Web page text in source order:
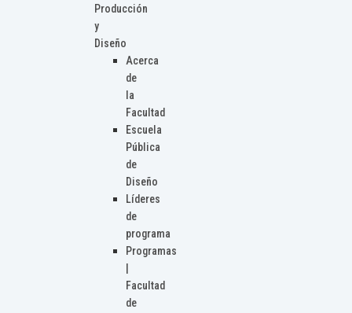
Producción
y
Diseño
Acerca
de
la
Facultad
Escuela
Pública
de
Diseño
Líderes
de
programa
Programas
Facultad
de